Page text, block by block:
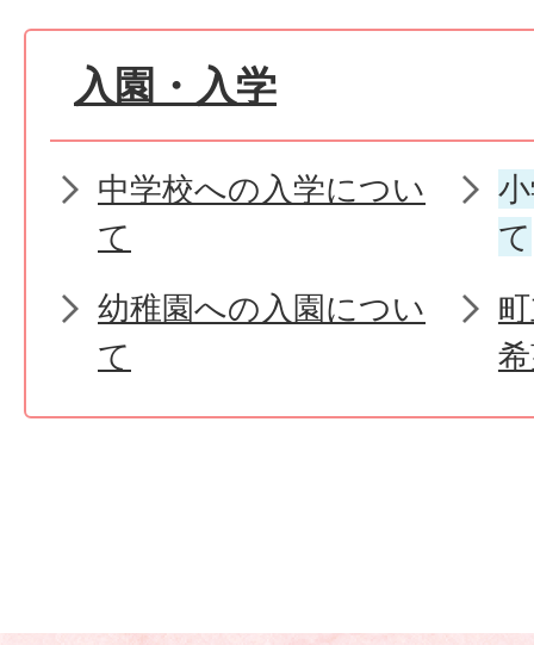
入園・入学
中学校への入学につい
て
て
幼稚園への入園につい
て